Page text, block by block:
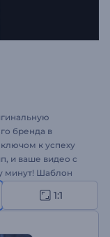
бренда в
к успеху
и ваше видео с
минут! Шаблон
компаний по
свой бизнес на
1:1